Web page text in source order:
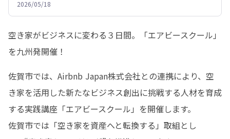
2026/05/18
空き家がビジネスに変わる３日間。「エアビースクール」
を九州発開催！
佐賀市では、Airbnb Japan株式会社との連携により、空
き家を活用した新たなビジネス創出に挑戦する人材を育成
する実践講座「エアビースクール」を開催します。
佐賀市では「空き家を資産へと転換する」取組とし